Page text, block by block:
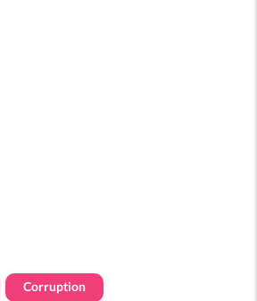
Corruption